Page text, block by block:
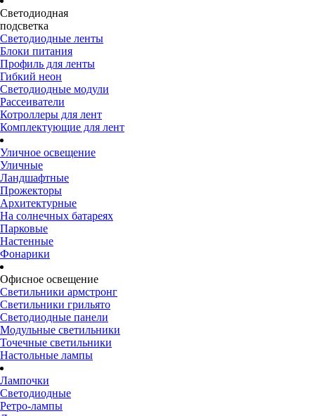
Светодиодная
подсветка
Светодиодные ленты
Блоки питания
Профиль для ленты
Гибкий неон
Светодиодные модули
Рассеиватели
Котроллеры для лент
Комплектующие для лент
Уличное освещение
Уличные
Ландшафтные
Прожекторы
Архитектурные
На солнечных батареях
Парковые
Настенные
Фонарики
Офисное освещение
Светильники армстронг
Светильники грильято
Светодиодные панели
Модульные светильники
Точечные светильники
Настольные лампы
Лампочки
Светодиодные
Ретро-лампы